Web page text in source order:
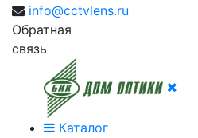
info@cctvlens.ru
Обратная
связь
Каталог